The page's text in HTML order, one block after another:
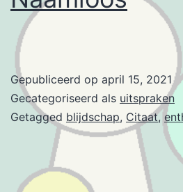
Gepubliceerd op april 15, 2021
Gecategoriseerd als uitspraken
Getagged blijdschap, Citaat,